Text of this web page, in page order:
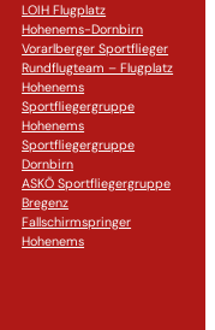
LOIH Flugplatz
Hohenems-Dornbirn
Vorarlberger Sportflieger
Rundflugteam – Flugplatz
Hohenems
Sportfliegergruppe
Hohenems
Sportfliegergruppe
Dornbirn
ASKÖ Sportfliegergruppe
Bregenz
Fallschirmspringer
Hohenems